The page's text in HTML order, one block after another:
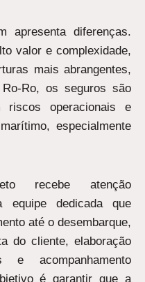
apresenta diferenças.
valor e complexidade,
mais abrangentes,
Ro, os seguros são
riscos operacionais e
especialmente
recebe atenção
equipe dedicada que
até o desembarque,
do cliente, elaboração
e acompanhamento
é garantir que a